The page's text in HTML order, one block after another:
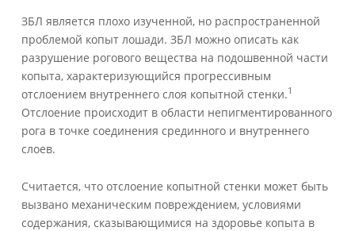
ЗБЛ является плохо изученной, но распространенной
проблемой копыт лошади. ЗБЛ можно описать как
разрушение рогового вещества на подошвенной части
копыта, характеризующийся прогрессивным
отслоением внутреннего слоя копытной стенки.1
Отслоение происходит в области непигментированного
рога в точке соединения срединного и внутреннего
слоев.
Считается, что отслоение копытной стенки может быть
вызвано механическим повреждением, условиями
содержания, сказывающимися на здоровье копыта в